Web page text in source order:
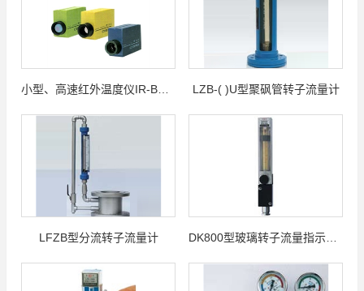
LZB-( )U型聚砜管转子流量计
LFZB型分流转子流量计